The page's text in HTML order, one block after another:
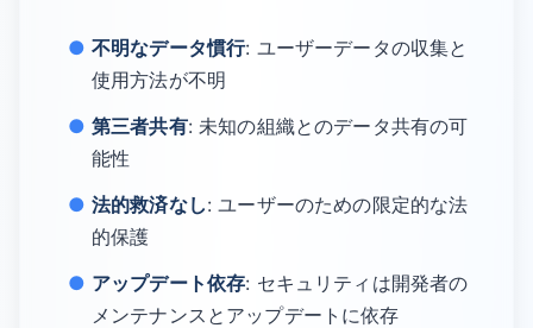
不明なデータ慣行: ユーザーデータの収集と
使用方法が不明
第三者共有: 未知の組織とのデータ共有の可
能性
法的救済なし: ユーザーのための限定的な法
的保護
アップデート依存: セキュリティは開発者の
メンテナンスとアップデートに依存